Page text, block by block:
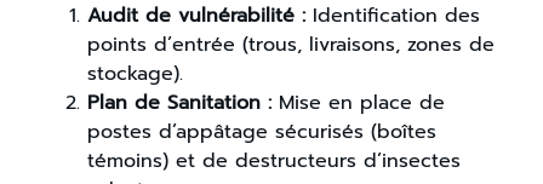
Audit de vulnérabilité : Identification des
points d’entrée (trous, livraisons, zones de
stockage).
Plan de Sanitation : Mise en place de
postes d’appâtage sécurisés (boîtes
témoins) et de destructeurs d’insectes